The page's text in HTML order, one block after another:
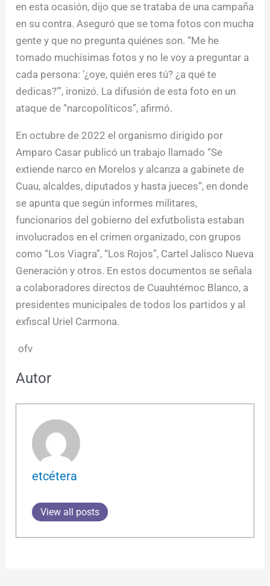
en esta ocasión, dijo que se trataba de una campaña
en su contra. Aseguró que se toma fotos con mucha
gente y que no pregunta quiénes son. “Me he
tomado muchísimas fotos y no le voy a preguntar a
cada persona: ‘¿oye, quién eres tú? ¿a qué te
dedicas?'”, ironizó. La difusión de esta foto en un
ataque de “narcopolíticos”, afirmó.
En octubre de 2022 el organismo dirigido por
Amparo Casar publicó un trabajo llamado “Se
extiende narco en Morelos y alcanza a gabinete de
Cuau, alcaldes, diputados y hasta jueces”, en donde
se apunta que según informes militares,
funcionarios del gobierno del exfutbolista estaban
involucrados en el crimen organizado, con grupos
como “Los Viagra”, “Los Rojos”, Cartel Jalisco Nueva
Generación y otros. En estos documentos se señala
a colaboradores directos de Cuauhtémoc Blanco, a
presidentes municipales de todos los partidos y al
exfiscal Uriel Carmona.
ofv
Autor
etcétera
View all posts